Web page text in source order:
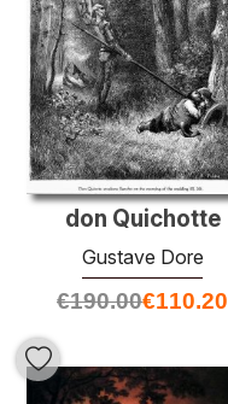
don Quichotte
Gustave Dore
€190.00€110.20